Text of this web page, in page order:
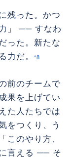
残った。かつ
」 ── すなわ
った。新たな
力だ。
*8
前のチームで
果を上げてい
た人たちでは
をつくり、う
このやり方、
言える ── そ